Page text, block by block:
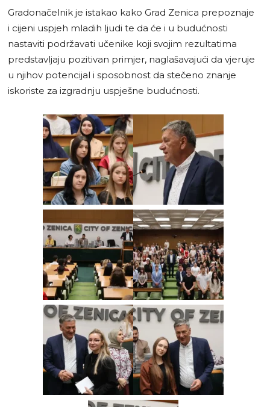
Gradonačelnik je istakao kako Grad Zenica prepoznaje
i cijeni uspjeh mladih ljudi te da će i u budućnosti
nastaviti podržavati učenike koji svojim rezultatima
predstavljaju pozitivan primjer, naglašavajući da vjeruje
u njihov potencijal i sposobnost da stečeno znanje
iskoriste za izgradnju uspješne budućnosti.